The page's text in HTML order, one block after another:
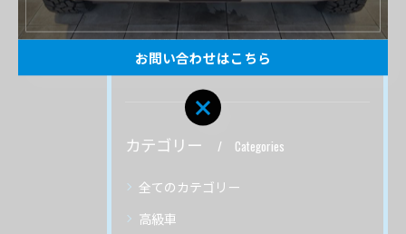
それは車種はもちろん塗装の状態や汚れ具
合でも作業工程は多く変わるからです。そ
んな作業をここではご紹介いたします。
カテゴリー Categories
全てのカテゴリー
高級車
お問い合わせはこちら